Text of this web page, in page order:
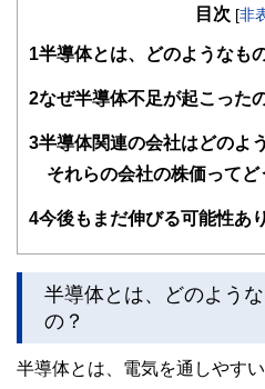
知的財産管理技能士、著
行政書士生活相談センタ
ている。「クライアント
モットーにしている。
目次 [非
1半導体とは、どのようなも
2なぜ半導体不足が起こった
3半導体関連の会社はどのよ
それらの会社の株価ってど
4今後もまだ伸びる可能性あり
半導体とは、どのよう
の？
半導体とは、電気を通しやす